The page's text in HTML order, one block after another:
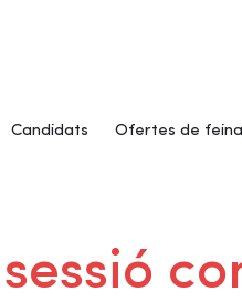
Candidats Ofertes de feina